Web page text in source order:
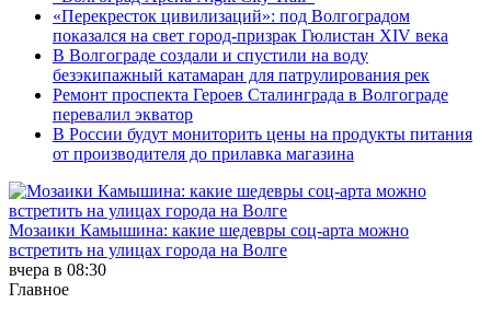
«Перекресток цивилизаций»: под Волгоградом
показался на свет город-призрак Гюлистан XIV века
В Волгограде создали и спустили на воду
безэкипажный катамаран для патрулирования рек
Ремонт проспекта Героев Сталинграда в Волгограде
перевалил экватор
В России будут мониторить цены на продукты питания
от производителя до прилавка магазина
Мозаики Камышина: какие шедевры соц-арта можно
встретить на улицах города на Волге
вчера в 08:30
Главное